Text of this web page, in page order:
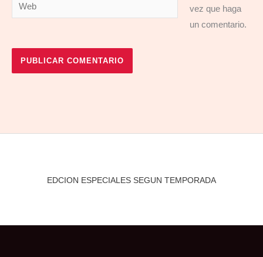
vez que haga
un comentario.
EDCION ESPECIALES SEGUN TEMPORADA